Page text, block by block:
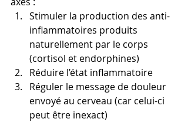
Stimuler la production des anti-
inflammatoires produits
naturellement par le corps
(cortisol et endorphines)
Réduire l’état inflammatoire
Réguler le message de douleur
envoyé au cerveau (car celui-ci
peut être inexact)